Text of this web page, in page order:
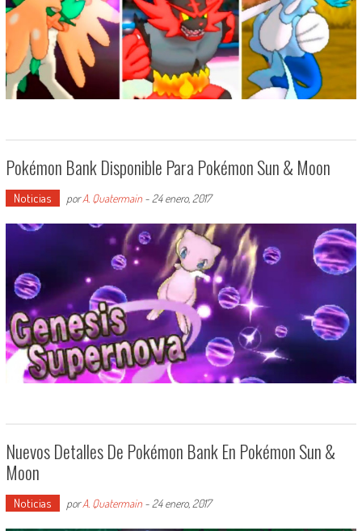
Pokémon Bank Disponible Para Pokémon Sun & Moon
Noticias porA. Quatermain- 24 enero, 2017
Nuevos Detalles De Pokémon Bank En Pokémon Sun &
Moon
Noticias porA. Quatermain- 24 enero, 2017